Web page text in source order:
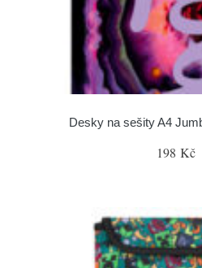
Desky na sešity A4
198 Kč